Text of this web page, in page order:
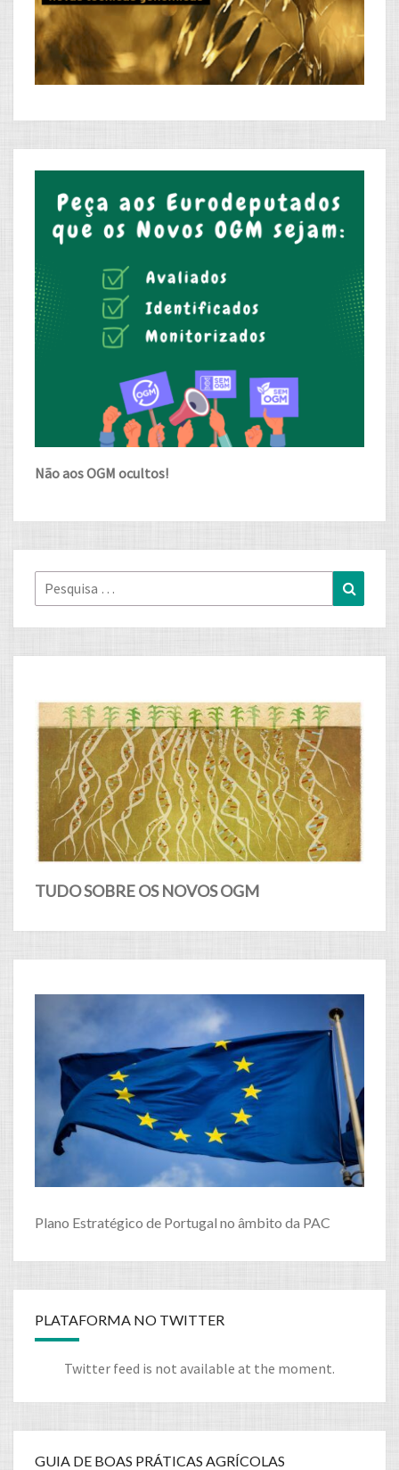
Não aos OGM ocultos!
Pesquisa
for:
TUDO SOBRE OS NOVOS OGM
Plano Estratégico de Portugal no âmbito da PAC
PLATAFORMA NO TWITTER
Twitter feed is not available at the moment.
GUIA DE BOAS PRÁTICAS AGRÍCOLAS